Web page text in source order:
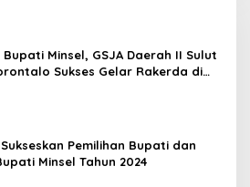
Bupati Minsel, GSJA Daerah II Sulut
Sukses Gelar Rakerda di
Pemilihan Bupati dan
Minsel Tahun 2024